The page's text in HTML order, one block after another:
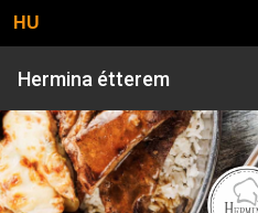
HU
Hermina étterem